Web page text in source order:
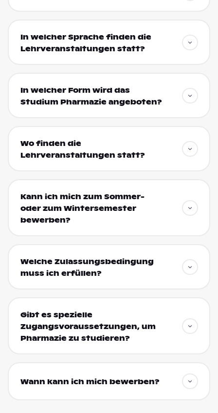
In welcher Sprache finden die
Lehrveranstaltungen statt?
In welcher Form wird das
Studium Pharmazie angeboten?
Wo finden die
Lehrveranstaltungen statt?
Kann ich mich zum Sommer-
oder zum Wintersemester
bewerben?
Welche Zulassungsbedingung
muss ich erfüllen?
Gibt es spezielle
Zugangsvoraussetzungen, um
Pharmazie zu studieren?
Wann kann ich mich bewerben?